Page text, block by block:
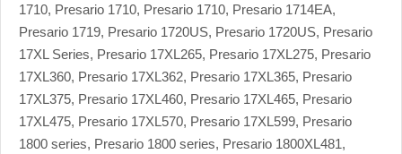
1710, Presario 1710, Presario 1710, Presario 1714EA,
Presario 1719, Presario 1720US, Presario 1720US, Presario
17XL Series, Presario 17XL265, Presario 17XL275, Presario
17XL360, Presario 17XL362, Presario 17XL365, Presario
17XL375, Presario 17XL460, Presario 17XL465, Presario
17XL475, Presario 17XL570, Presario 17XL599, Presario
1800 series, Presario 1800 series, Presario 1800XL481,